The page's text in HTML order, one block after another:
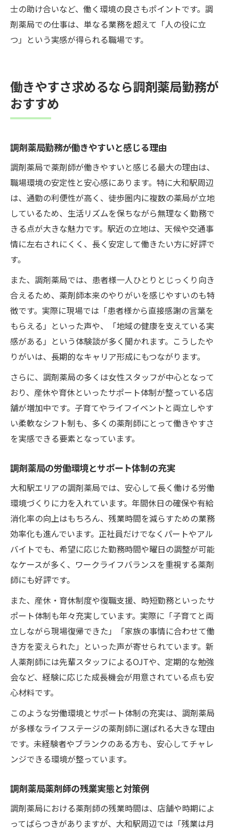
士の助け合いなど、働く環境の良さもポイントです。調
剤薬局での仕事は、単なる業務を超えて「人の役に立
つ」という実感が得られる職場です。
働きやすさ求めるなら調剤薬局勤務が
おすすめ
調剤薬局勤務が働きやすいと感じる理由
調剤薬局で薬剤師が働きやすいと感じる最大の理由は、
職場環境の安定性と安心感にあります。特に大和駅周辺
は、通勤の利便性が高く、徒歩圏内に複数の薬局が立地
しているため、生活リズムを保ちながら無理なく勤務で
きる点が大きな魅力です。駅近の立地は、天候や交通事
情に左右されにくく、長く安定して働きたい方に好評で
す。
また、調剤薬局では、患者様一人ひとりとじっくり向き
合えるため、薬剤師本来のやりがいを感じやすいのも特
徴です。実際に現場では「患者様から直接感謝の言葉を
もらえる」といった声や、「地域の健康を支えている実
感がある」という体験談が多く聞かれます。こうしたや
りがいは、長期的なキャリア形成にもつながります。
さらに、調剤薬局の多くは女性スタッフが中心となって
おり、産休や育休といったサポート体制が整っている店
舗が増加中です。子育てやライフイベントと両立しやす
い柔軟なシフト制も、多くの薬剤師にとって働きやすさ
を実感できる要素となっています。
調剤薬局の労働環境とサポート体制の充実
大和駅エリアの調剤薬局では、安心して長く働ける労働
環境づくりに力を入れています。年間休日の確保や有給
消化率の向上はもちろん、残業時間を減らすための業務
効率化も進んでいます。正社員だけでなくパートやアル
バイトでも、希望に応じた勤務時間や曜日の調整が可能
なケースが多く、ワークライフバランスを重視する薬剤
師にも好評です。
また、産休・育休制度や復職支援、時短勤務といったサ
ポート体制も年々充実しています。実際に「子育てと両
立しながら現場復帰できた」「家族の事情に合わせて働
き方を変えられた」といった声が寄せられています。新
人薬剤師には先輩スタッフによるOJTや、定期的な勉強
会など、経験に応じた成長機会が用意されている点も安
心材料です。
このような労働環境とサポート体制の充実は、調剤薬局
が多様なライフステージの薬剤師に選ばれる大きな理由
です。未経験者やブランクのある方も、安心してチャレ
ンジできる環境が整っています。
調剤薬局薬剤師の残業実態と対策例
調剤薬局における薬剤師の残業時間は、店舗や時期によ
ってばらつきがありますが、大和駅周辺では「残業は月